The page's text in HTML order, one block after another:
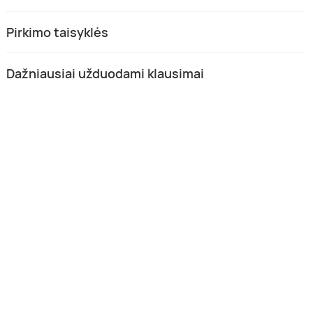
Pirkimo taisyklės
Dažniausiai užduodami klausimai